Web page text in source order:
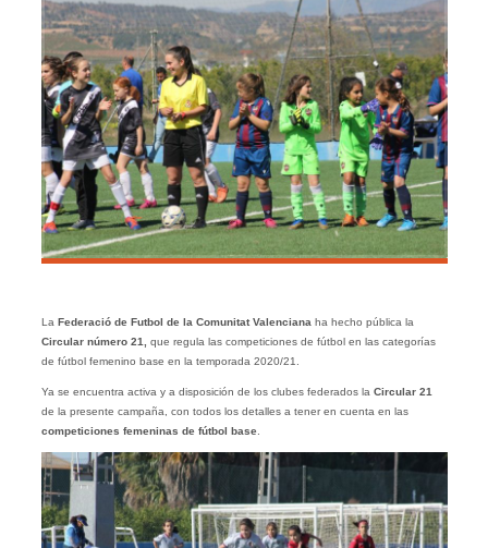
La Federació de Futbol de la Comunitat Valenciana ha hecho pública la
Circular número 21, que regula las competiciones de fútbol en las categorías
de fútbol femenino base en la temporada 2020/21.
Ya se encuentra activa y a disposición de los clubes federados la Circular 21
de la presente campaña, con todos los detalles a tener en cuenta en las
competiciones femeninas de fútbol base.